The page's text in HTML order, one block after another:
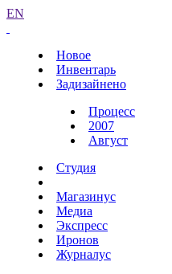
EN
Новое
Инвентарь
Задизайнено
Процесс
2007
Август
Студия
Магазинус
Медиа
Экспресс
Иронов
Журналус